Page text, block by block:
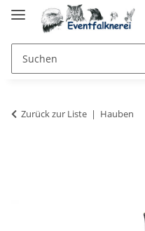
Zurück zur Liste Hauben